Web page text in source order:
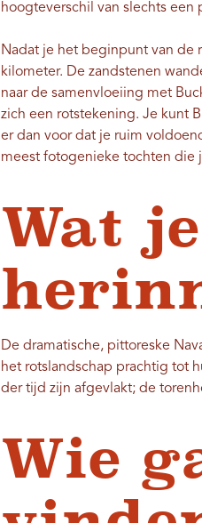
hoogteverschil van slechts een
Nadat je het beginpunt van de
kilometer. De zandstenen
naar de samenvloeiing met
zich een rotstekening. Je kunt
er dan voor dat je ruim
meest fotogenieke tochten die
Wat
De dramatische, pittoreske
het rotslandschap prachtig tot
der tijd zijn afgevlakt; de
Wie